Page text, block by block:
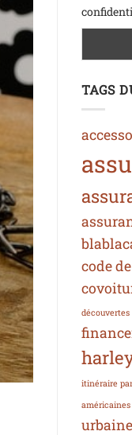
TAGS
code
découvertes
itinéraire
américaines
urbaine